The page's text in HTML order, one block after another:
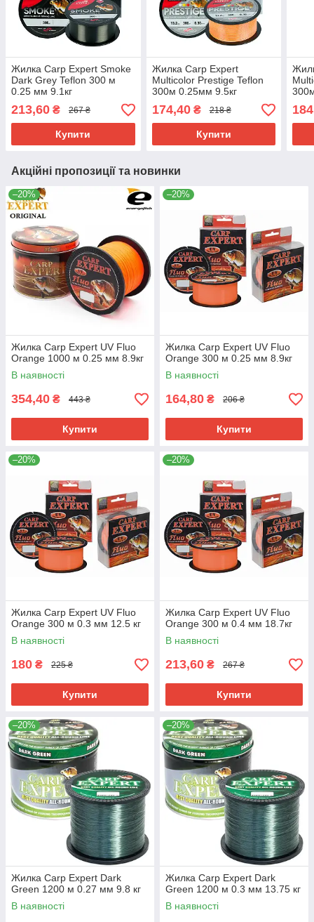
Жилка Carp Expert Smoke
Dark Grey Teflon 300 м
0.25 мм 9.1кг
213,60 ₴ 267 ₴
Купити
Жилка Carp Expert
Multicolor Prestige Teflon
300м 0.25мм 9.5кг
174,40₴ 218 ₴
Купити
184
Акційні пропозиції та новинки
–20%
Жилка Carp Expert UV Fluo
Orange 1000 м 0.25 мм 8.9кг
В наявності
354,40 ₴ 443 ₴
Купити
–20%
Жилка Carp Expert UV Fluo
Orange 300 м 0.25 мм 8.9кг
В наявності
164,80 ₴ 206 ₴
Купити
–20%
Жилка Carp Expert UV Fluo
Orange 300 м 0.3 мм 12.5 кг
В наявності
180 ₴ 225 ₴
Купити
–20%
Жилка Carp Expert UV Fluo
Orange 300 м 0.4 мм 18.7кг
В наявності
213,60 ₴ 267 ₴
Купити
–20%
Жилка Carp Expert Dark
Green 1200 м 0.27 мм 9.8 кг
В наявності
–20%
Жилка Carp Expert Dark
Green 1200 м 0.3 мм 13.75 кг
В наявності